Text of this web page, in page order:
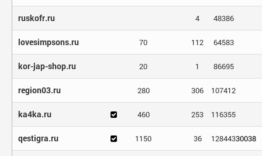
ruskofr.ru 4 48386
lovesimpsons.ru 70 112 64583
kor-jap-shop.ru 20 1 86695
region03.ru 280 306 107412
ka4ka.ru 460 253 116355
qestigra.ru 1150 36 12844330038